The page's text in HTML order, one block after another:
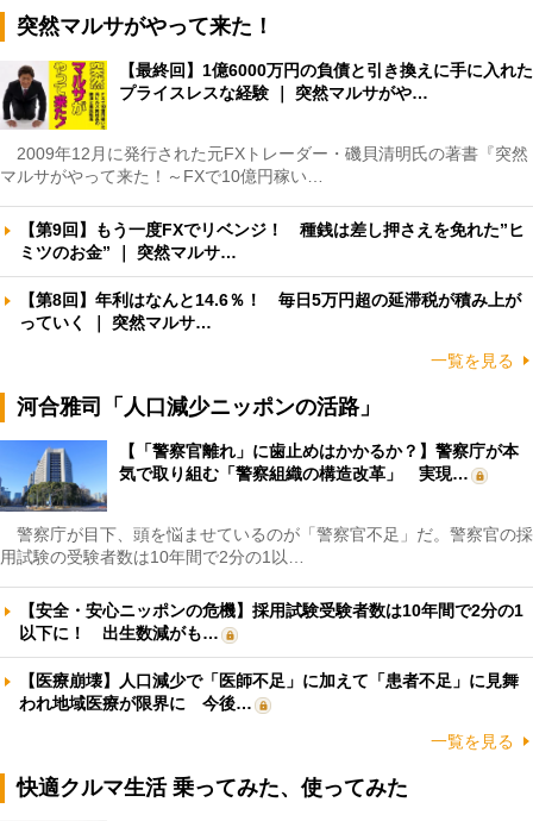
突然マルサがやって来た！
【最終回】1億6000万円の負債と引き換えに手に入れた
プライスレスな経験 ｜ 突然マルサがや…
2009年12月に発行された元FXトレーダー・磯貝清明氏の著書『突然
マルサがやって来た！～FXで10億円稼い…
【第9回】もう一度FXでリベンジ！ 種銭は差し押さえを免れた”ヒ
ミツのお金” ｜ 突然マルサ…
【第8回】年利はなんと14.6％！ 毎日5万円超の延滞税が積み上が
っていく ｜ 突然マルサ…
一覧を見る
河合雅司「人口減少ニッポンの活路」
【「警察官離れ」に歯止めはかかるか？】警察庁が本
気で取り組む「警察組織の構造改革」 実現…
警察庁が目下、頭を悩ませているのが「警察官不足」だ。警察官の採
用試験の受験者数は10年間で2分の1以…
【安全・安心ニッポンの危機】採用試験受験者数は10年間で2分の1
以下に！ 出生数減がも…
【医療崩壊】人口減少で「医師不足」に加えて「患者不足」に見舞
われ地域医療が限界に 今後…
一覧を見る
快適クルマ生活 乗ってみた、使ってみた